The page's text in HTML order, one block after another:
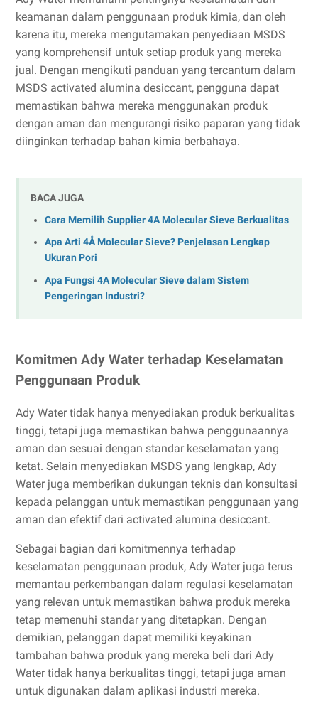
keamanan dalam penggunaan produk kimia, dan oleh
karena itu, mereka mengutamakan penyediaan MSDS
yang komprehensif untuk setiap produk yang mereka
jual. Dengan mengikuti panduan yang tercantum dalam
MSDS activated alumina desiccant, pengguna dapat
memastikan bahwa mereka menggunakan produk
dengan aman dan mengurangi risiko paparan yang tidak
diinginkan terhadap bahan kimia berbahaya.
BACA JUGA
Cara Memilih Supplier 4A Molecular Sieve Berkualitas
Apa Arti 4Å Molecular Sieve? Penjelasan Lengkap
Ukuran Pori
Apa Fungsi 4A Molecular Sieve dalam Sistem
Pengeringan Industri?
Komitmen Ady Water terhadap Keselamatan
Penggunaan Produk
Ady Water tidak hanya menyediakan produk berkualitas
tinggi, tetapi juga memastikan bahwa penggunaannya
aman dan sesuai dengan standar keselamatan yang
ketat. Selain menyediakan MSDS yang lengkap, Ady
Water juga memberikan dukungan teknis dan konsultasi
kepada pelanggan untuk memastikan penggunaan yang
aman dan efektif dari activated alumina desiccant.
Sebagai bagian dari komitmennya terhadap
keselamatan penggunaan produk, Ady Water juga terus
memantau perkembangan dalam regulasi keselamatan
yang relevan untuk memastikan bahwa produk mereka
tetap memenuhi standar yang ditetapkan. Dengan
demikian, pelanggan dapat memiliki keyakinan
tambahan bahwa produk yang mereka beli dari Ady
Water tidak hanya berkualitas tinggi, tetapi juga aman
untuk digunakan dalam aplikasi industri mereka.